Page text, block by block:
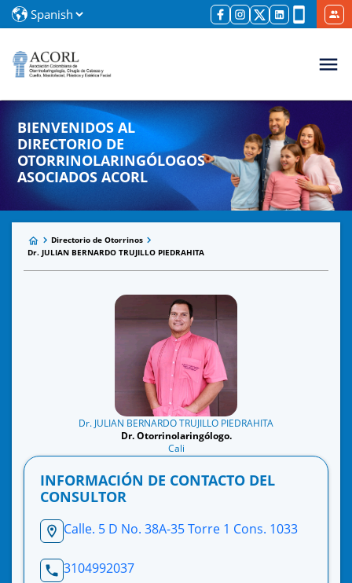
BIENVENIDOS AL
DIRECTORIO DE
OTORRINOLARINGÓLOGOS
ASOCIADOS ACORL
Directorio de Otorrinos
Dr. JULIAN BERNARDO TRUJILLO PIEDRAHITA
Dr. JULIAN BERNARDO TRUJILLO PIEDRAHITA
Dr. Otorrinolaringólogo.
Cali
INFORMACIÓN DE CONTACTO DEL
CONSULTOR
Calle. 5 D No. 38A-35 Torre 1 Cons. 1033
3104992037